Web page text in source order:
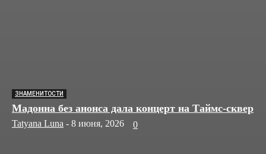
ЗНАМЕНИТОСТИ
Мадонна без анонса дала концерт на Таймс-сквер
Tatyana Luna - 8 июня, 2026 0